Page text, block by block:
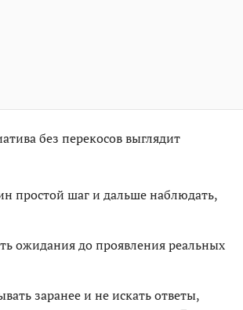
без перекосов выглядит
простой шаг и дальше наблюдать,
ожидания до проявления реальных
заранее и не искать ответы,